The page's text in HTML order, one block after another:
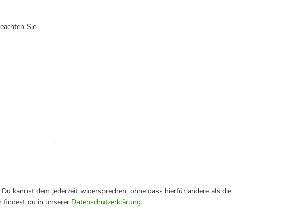
Sie
kannst dem jederzeit widersprechen, ohne dass hierfür andere als die
findest du in unserer Datenschutzerklärung.